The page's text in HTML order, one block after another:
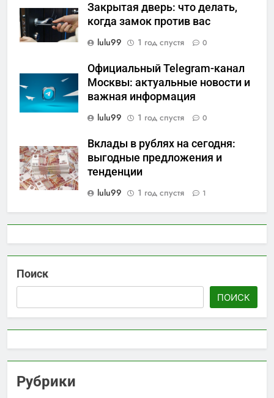
Закрытая дверь: что делать,
когда замок против вас
lulu99
1 год спустя 0
Официальный Telegram-канал
Москвы: актуальные новости и
важная информация
lulu99
1 год спустя 0
Вклады в рублях на сегодня:
выгодные предложения и
тенденции
lulu99
1 год спустя 1
Поиск
ПОИСК
Рубрики